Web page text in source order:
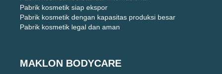
Pabrik kosmetik siap ekspor
Pabrik kosmetik dengan kapasitas produksi besar
Pabrik kosmetik legal dan aman
MAKLON BODYCARE